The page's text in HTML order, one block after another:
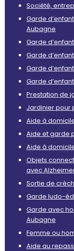
Société,
Garde
Aubagne
Garde
Garde
Garde
Garde
Prestation de
Jardinier pour
Aide à
Aide et garde
Aide à
Objets
avec
Sortie de
Garde ludo-
Garde avec
Aubagne
Femme ou
Aide au